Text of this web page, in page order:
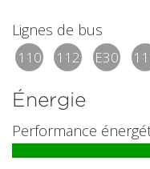
Lignes de bus
110 112 E30
Énergie
Performance